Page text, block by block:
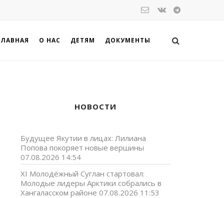
О НАС ДЕТЯМ ДОКУМЕНТЫ
НОВОСТИ
Будущее Якутии в лицах: Лилиана
Попова покоряет новые вершины
07.08.2026 14:54
XI Молодёжный Суглан стартовал:
Молодые лидеры Арктики собрались в
Хангаласском районе 07.08.2026 11:53